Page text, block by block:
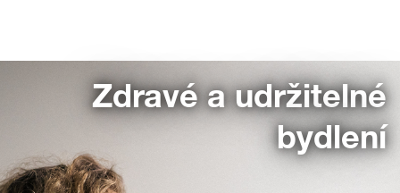
Zdravé a udržitelné
bydlení